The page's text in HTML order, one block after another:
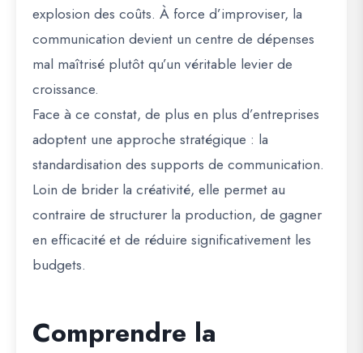
explosion des coûts. À force d’improviser, la
communication devient un centre de dépenses
mal maîtrisé plutôt qu’un véritable levier de
croissance.
Face à ce constat, de plus en plus d’entreprises
adoptent une approche stratégique : la
standardisation des supports de communication.
Loin de brider la créativité, elle permet au
contraire de structurer la production, de gagner
en efficacité et de réduire significativement les
budgets.
Comprendre la